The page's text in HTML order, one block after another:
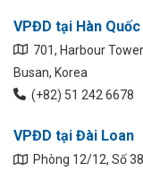
VPĐD tại Hàn Quốc
701, Harbour Tower
Busan, Korea
(+82) 51 242 6678
VPĐD tại Đài Loan
Phòng 12/12, Số